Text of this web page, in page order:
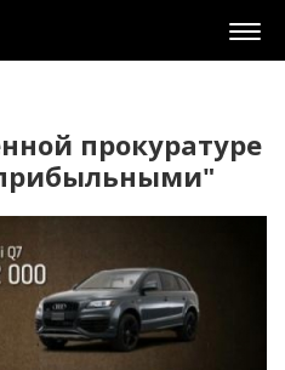
прокуратуре